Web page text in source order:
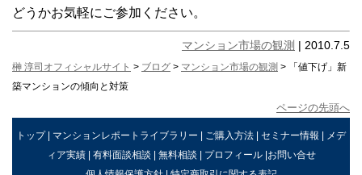
どうかお気軽にご参加ください。
マンション市場の観測 | 2010.7.5
榊 淳司オフィシャルサイト > ブログ > マンション市場の観測 > 「値下げ」新
築マンションの傾向と対策
ページの先頭へ
トップ| マンションレポートライブラリー | ご購入方法 | セミナー情報 | メデ
ィア実績| 有料面談相談 | 無料相談 | プロフィール|お問い合せ